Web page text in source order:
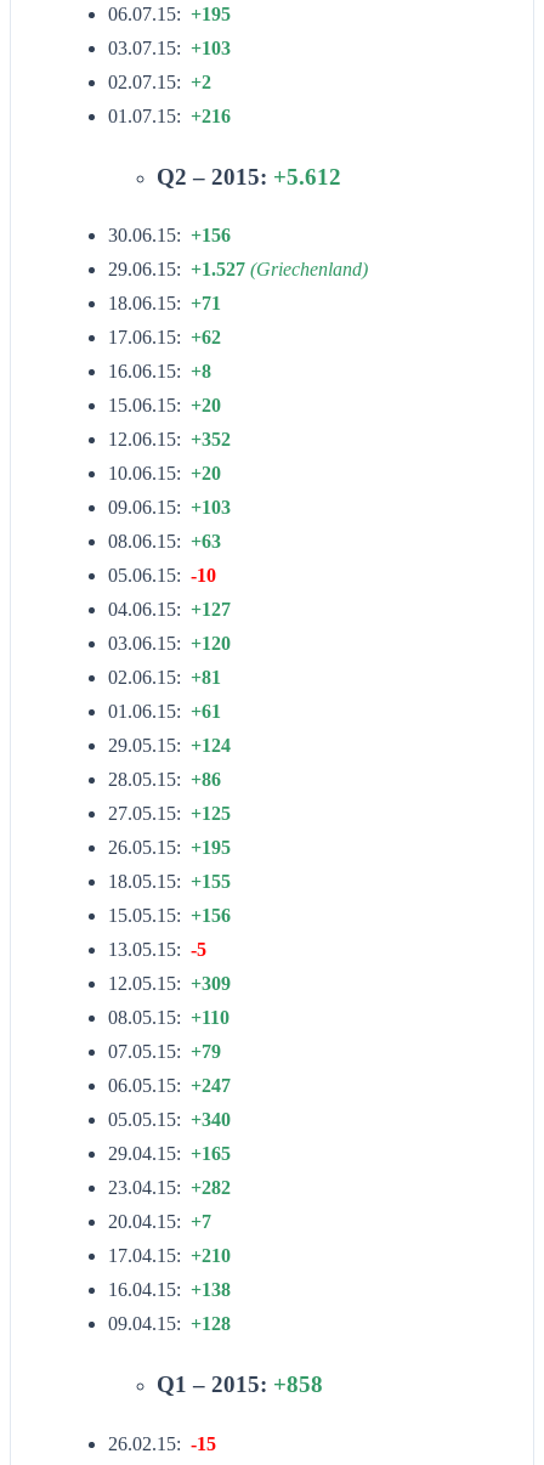
06.07.15: +195
03.07.15: +103
02.07.15: +2
01.07.15: +216
Q2 – 2015: +5.612
30.06.15: +156
29.06.15: +1.527 (Griechenland)
18.06.15: +71
17.06.15: +62
16.06.15: +8
15.06.15: +20
12.06.15: +352
10.06.15: +20
09.06.15: +103
08.06.15: +63
05.06.15: -10
04.06.15: +127
03.06.15: +120
02.06.15: +81
01.06.15: +61
29.05.15: +124
28.05.15: +86
27.05.15: +125
26.05.15: +195
18.05.15: +155
15.05.15: +156
13.05.15: -5
12.05.15: +309
08.05.15: +110
07.05.15: +79
06.05.15: +247
05.05.15: +340
29.04.15: +165
23.04.15: +282
20.04.15: +7
17.04.15: +210
16.04.15: +138
09.04.15: +128
Q1 – 2015: +858
26.02.15: -15